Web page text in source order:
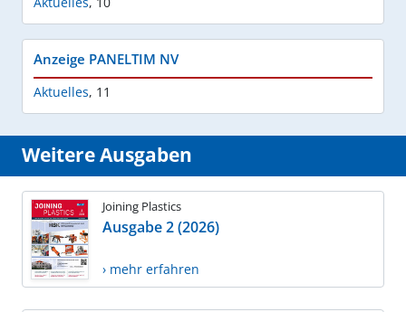
Anzeige PANELTIM NV
Aktuelles, 11
Weitere Ausgaben
Joining Plastics
Ausgabe 2 (2026)
› mehr erfahren